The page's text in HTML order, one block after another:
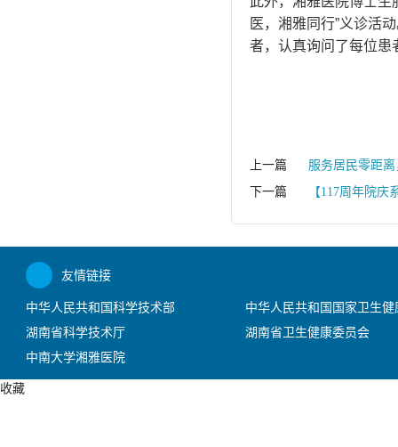
医，湘雅同行”义诊活
者，认真询问了每位患
上一篇
服务居民零距
下一篇
【117周年院
友情链接
中华人民共和国科学技术部
中华人民共和国国家卫生健
湖南省科学技术厅
湖南省卫生健康委员会
中南大学湘雅医院
收藏